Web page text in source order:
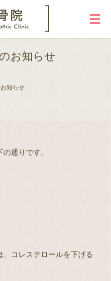
メ
お知らせ
知らせ
通りです。
コレステロールを下げる